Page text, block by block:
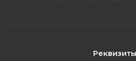
Реквизиты